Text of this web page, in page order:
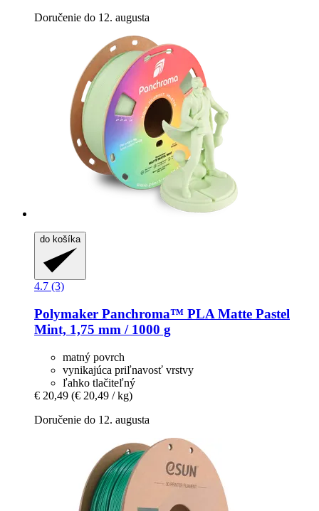
Doručenie do 12. augusta
do košíka
4.7 (3)
Polymaker Panchroma™ PLA Matte Pastel
Mint, 1,75 mm / 1000 g
matný povrch
vynikajúca priľnavosť vrstvy
ľahko tlačiteľný
€ 20,49 (€ 20,49 / kg)
Doručenie do 12. augusta